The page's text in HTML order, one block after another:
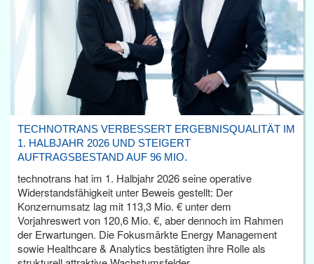
TECHNOTRANS VERBESSERT ERGEBNISQUALITÄT IM
1. HALBJAHR 2026 UND STEIGERT
AUFTRAGSBESTAND AUF 96 MIO.
technotrans hat im 1. Halbjahr 2026 seine operative
Widerstandsfähigkeit unter Beweis gestellt: Der
Konzernumsatz lag mit 113,3 Mio. € unter dem
Vorjahreswert von 120,6 Mio. €, aber dennoch im Rahmen
der Erwartungen. Die Fokusmärkte Energy Management
sowie Healthcare & Analytics bestätigten ihre Rolle als